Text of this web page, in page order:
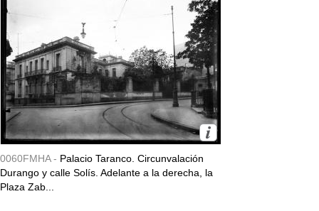
0060FMHA - Palacio Taranco. Circunvalación
Durango y calle Solís. Adelante a la derecha, la
Plaza Zab...